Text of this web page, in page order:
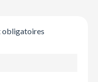
obligatoires